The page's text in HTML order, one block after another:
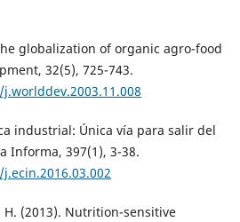
globalization of organic agro-food
32(5), 725-743.
industrial: Única vía para salir del
Informa, 397(1), 3-38.
H. (2013). Nutrition-sensitive